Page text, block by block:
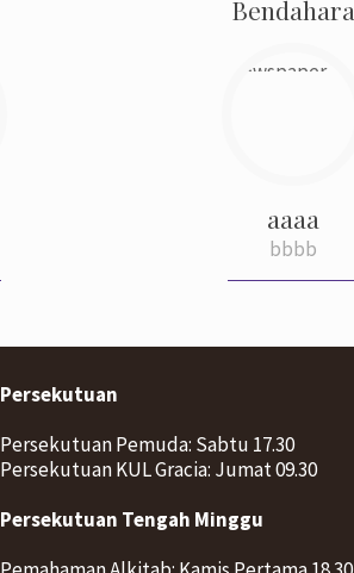
Bendahara
aaaa
bbbb
Persekutuan
Persekutuan Pemuda: Sabtu 17.30
Persekutuan KUL Gracia: Jumat 09.30
Persekutuan Tengah Minggu